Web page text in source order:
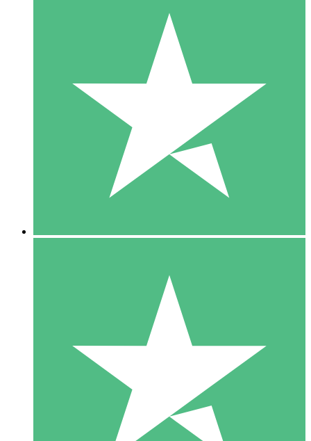
Individuelle Credit-Pakete
Zahlen Sie nach Bedarf mit Download-Credits. Keine
monatliche Verpflichtung erforderlich.
10 00
10 Downloads
20 00